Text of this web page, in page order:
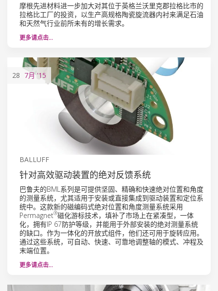
摩根先进材料进一步加大对其位于英格兰沃里克郡拉格比市的
拉格比工厂的投资，以生产高规格陶瓷旋流器内衬来满足石油
和天然气行业前所未有的增长需求。
更多请点击…
28 7月'15
BALLUFF
针对高效驱动装置的绝对反馈系统
巴鲁夫的BML系列是可提供坚固、精确和快速绝对位置和角度
的测量系统，尤其适用于安装或直接集成到驱动装置和定位系
统中。这款新的磁编码式绝对位置和角度测量系统采用
Permagnet®磁化游标技术，填补了市场上在紧凑型，一体
化，拥有IP 67防护等级，并能用于外部安装的绝对测量系统
的缺口。作为一体化的开放式组件，他们还可用于旋转应用。
通过这些系统，可自动、快速、可靠地调整轴的模式、冲程及
末端位置。
更多请点击…